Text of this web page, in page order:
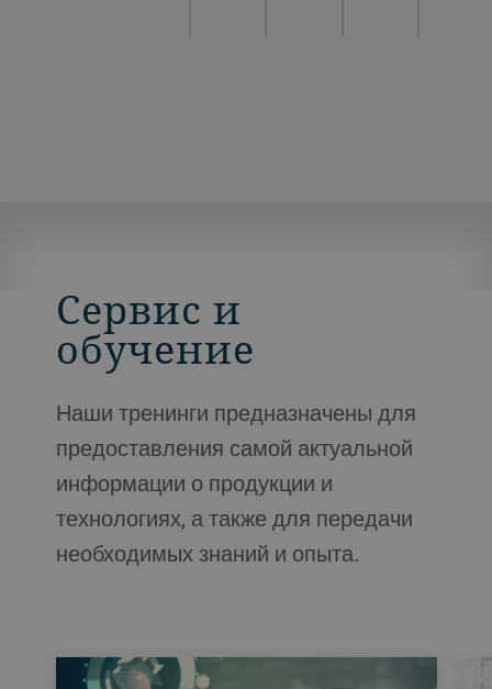
Сервис и
обучение
Наши тренинги предназначены для
предоставления самой актуальной
информации о продукции и
технологиях, а также для передачи
необходимых знаний и опыта.